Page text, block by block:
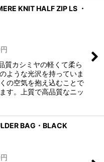
KNIT HALF ZIP LS ・
円
質カシミヤの軽くて柔ら
ような光沢を持っていま
の空気を抱え込むことで
す。上質で高品質なニッ
BAG・BLACK
円